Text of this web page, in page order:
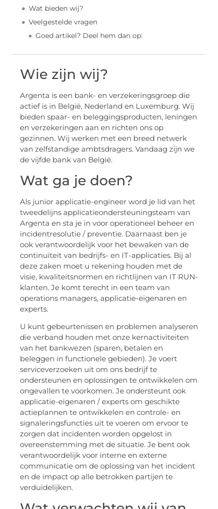
Wat bieden wij?
Veelgestelde vragen
Goed artikel? Deel hem dan op:
Wie zijn wij?
Argenta is een bank- en verzekeringsgroep die
actief is in België, Nederland en Luxemburg. Wij
bieden spaar- en beleggingsproducten, leningen
en verzekeringen aan en richten ons op
gezinnen. Wij werken met een breed netwerk
van zelfstandige ambtsdragers. Vandaag zijn we
de vijfde bank van België.
Wat ga je doen?
Als junior applicatie-engineer word je lid van het
tweedelijns applicatieondersteuningsteam van
Argenta en sta je in voor operationeel beheer en
incidentresolutie / preventie. Daarnaast ben je
ook verantwoordelijk voor het bewaken van de
continuïteit van bedrijfs- en IT-applicaties. Bij al
deze zaken moet u rekening houden met de
visie, kwaliteitsnormen en richtlijnen van IT RUN-
klanten. Je komt terecht in een team van
operations managers, applicatie-eigenaren en
experts.
U kunt gebeurtenissen en problemen analyseren
die verband houden met onze kernactiviteiten
van het bankwezen (sparen, betalen en
beleggen in functionele gebieden). Je voert
serviceverzoeken uit om ons bedrijf te
ondersteunen en oplossingen te ontwikkelen om
ongevallen te voorkomen. Je ondersteunt ook
applicatie-eigenaren / experts om geschikte
actieplannen te ontwikkelen en controle- en
signaleringsfuncties uit te voeren om ervoor te
zorgen dat incidenten worden opgelost in
overeenstemming met de situatie. Je bent ook
verantwoordelijk voor interne en externe
communicatie om de oplossing van het incident
en de impact op alle betrokken partijen te
verduidelijken.